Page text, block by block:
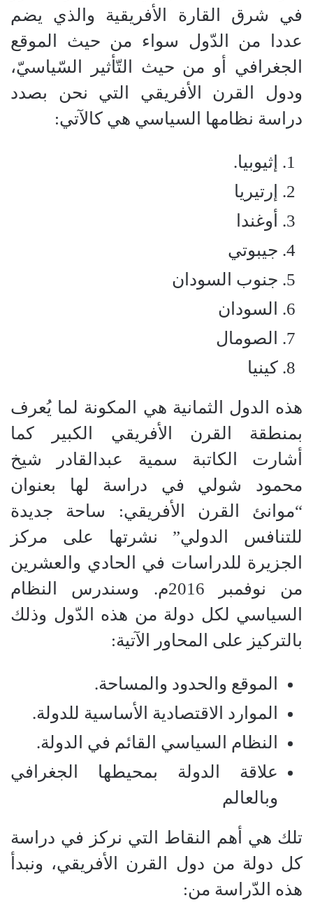
في شرق القارة الأفريقية والذي يضم
عددا من الدّول سواء من حيث الموقع
الجغرافي أو من حيث التّأثير السّياسيّ،
ودول القرن الأفريقي التي نحن بصدد
دراسة نظامها السياسي هي كالآتي:
إثيوبيا.
إرتيريا
أوغندا
جيبوتي
جنوب السودان
السودان
الصومال
كينيا
هذه الدول الثمانية هي المكونة لما يُعرف
بمنطقة القرن الأفريقي الكبير كما
أشارت الكاتبة سمية عبدالقادر شيخ
محمود شولي في دراسة لها بعنوان
“موانئ القرن الأفريقي: ساحة جديدة
للتنافس الدولي” نشرتها على مركز
الجزيرة للدراسات في الحادي والعشرين
من نوفمبر 2016م. وسندرس النظام
السياسي لكل دولة من هذه الدّول وذلك
بالتركيز على المحاور الآتية:
الموقع والحدود والمساحة.
الموارد الاقتصادية الأساسية للدولة.
النظام السياسي القائم في الدولة.
علاقة الدولة بمحيطها الجغرافي
وبالعالم
تلك هي أهم النقاط التي نركز في دراسة
كل دولة من دول القرن الأفريقي، ونبدأ
هذه الدّراسة من: